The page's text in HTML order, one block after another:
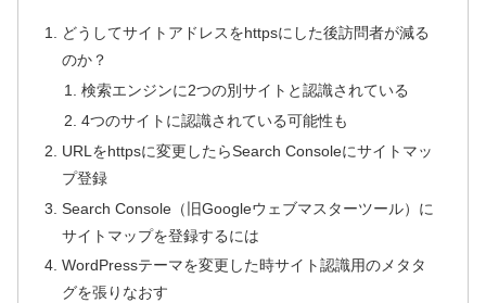
どうしてサイトアドレスをhttpsにした後訪問者が減る
のか？
検索エンジンに2つの別サイトと認識されている
4つのサイトに認識されている可能性も
URLをhttpsに変更したらSearch Consoleにサイトマッ
プ登録
Search Console（旧Googleウェブマスターツール）に
サイトマップを登録するには
WordPressテーマを変更した時サイト認識用のメタタ
グを張りなおす